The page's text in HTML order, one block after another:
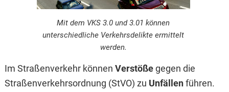
Mit dem VKS 3.0 und 3.01 können
unterschiedliche Verkehrsdelikte ermittelt
werden.
Im Straßenverkehr können Verstößegegen die
Straßenverkehrsordnung (StVO) zu Unfällenführen.